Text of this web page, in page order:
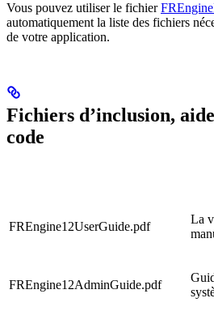
Vous pouvez utiliser le fichier
automatiquement la liste des fichiers
de votre application.
Fichiers d’inclusion,
code
FREngine12UserGuide.pdf
La
FREngine12AdminGuide.pdf